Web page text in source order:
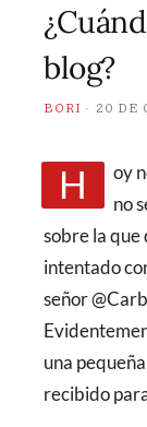
blog?
BORI 20 DE
Hoy no tenía pensado escribir nada porque
no
sobre la que
intentado
señor
una
recibido